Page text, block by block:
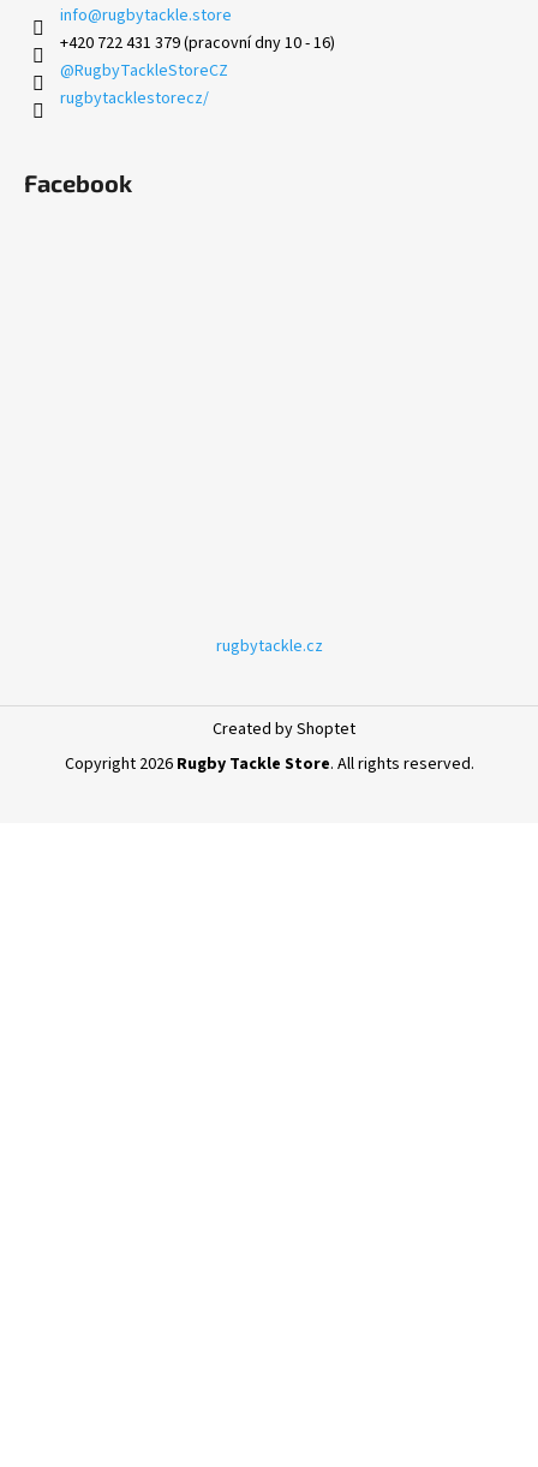
info@rugbytackle.store
+420 722 431 379 (pracovní dny 10 - 16)
@RugbyTackleStoreCZ
rugbytacklestorecz/
Facebook
rugbytackle.cz
Created by Shoptet
Copyright 2026 Rugby Tackle Store. All rights reserved.